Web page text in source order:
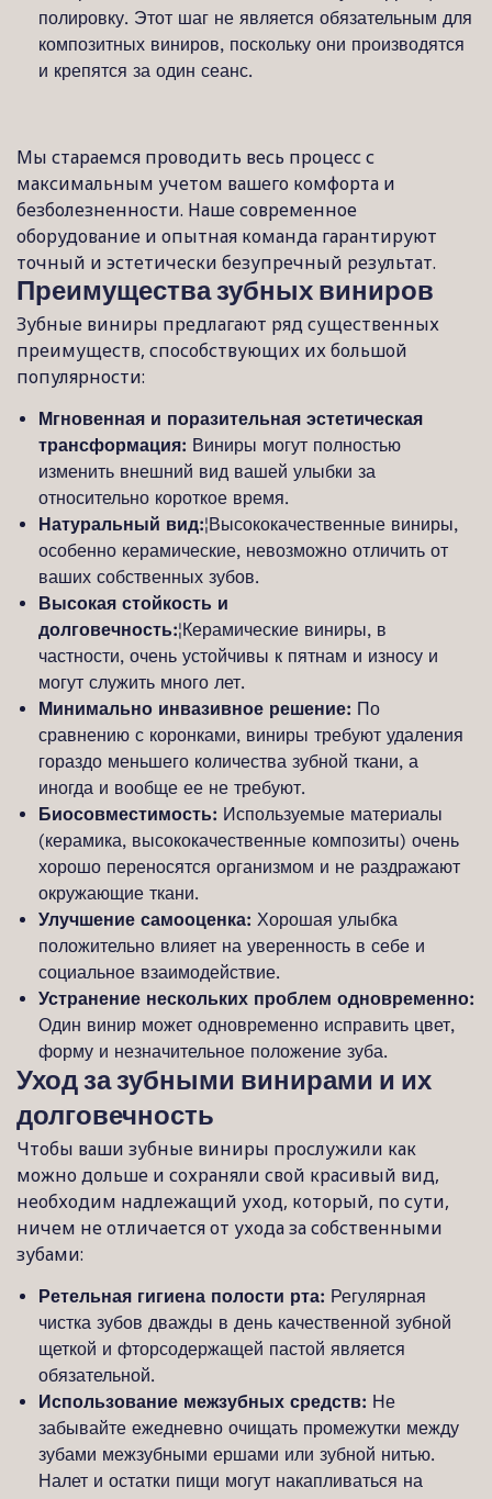
полировку. Этот шаг не является обязательным для
композитных виниров, поскольку они производятся
и крепятся за один сеанс.
Мы стараемся проводить весь процесс с
максимальным учетом вашего комфорта и
безболезненности. Наше современное
оборудование и опытная команда гарантируют
точный и эстетически безупречный результат.
Преимущества зубных виниров
Зубные виниры предлагают ряд существенных
преимуществ, способствующих их большой
популярности:
Мгновенная и поразительная эстетическая
трансформация: Виниры могут полностью
изменить внешний вид вашей улыбки за
относительно короткое время.
Натуральный вид:¦Высококачественные виниры,
особенно керамические, невозможно отличить от
ваших собственных зубов.
Высокая стойкость и
долговечность:¦Керамические виниры, в
частности, очень устойчивы к пятнам и износу и
могут служить много лет.
Минимально инвазивное решение: По
сравнению с коронками, виниры требуют удаления
гораздо меньшего количества зубной ткани, а
иногда и вообще ее не требуют.
Биосовместимость: Используемые материалы
(керамика, высококачественные композиты) очень
хорошо переносятся организмом и не раздражают
окружающие ткани.
Улучшение самооценка: Хорошая улыбка
положительно влияет на уверенность в себе и
социальное взаимодействие.
Устранение нескольких проблем одновременно:
Один винир может одновременно исправить цвет,
форму и незначительное положение зуба.
Уход за зубными винирами и их
долговечность
Чтобы ваши зубные виниры прослужили как
можно дольше и сохраняли свой красивый вид,
необходим надлежащий уход, который, по сути,
ничем не отличается от ухода за собственными
зубами:
Ретельная гигиена полости рта: Регулярная
чистка зубов дважды в день качественной зубной
щеткой и фторсодержащей пастой является
обязательной.
Использование межзубных средств: Не
забывайте ежедневно очищать промежутки между
зубами межзубными ершами или зубной нитью.
Налет и остатки пищи могут накапливаться на